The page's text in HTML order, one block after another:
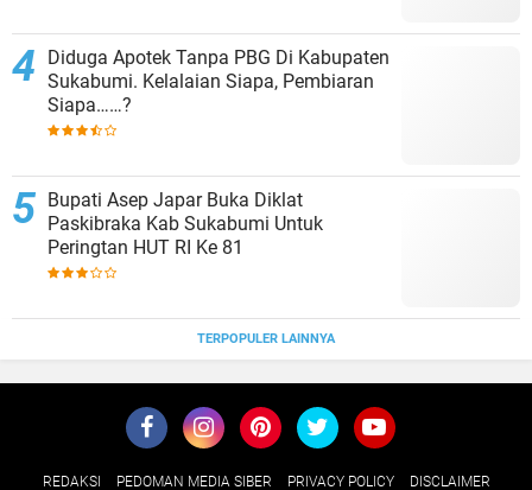
Diduga Apotek Tanpa PBG Di Kabupaten
Sukabumi. Kelalaian Siapa, Pembiaran
Siapa……?
Bupati Asep Japar Buka Diklat
Paskibraka Kab Sukabumi Untuk
Peringtan HUT RI Ke 81
TERPOPULER LAINNYA
REDAKSI PEDOMAN MEDIA SIBER PRIVACY POLICY DISCLAIMER